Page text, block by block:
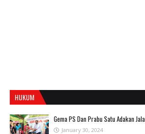
HUKUM
Gema PS Dan Prabu Satu Adakan
January 30, 2024